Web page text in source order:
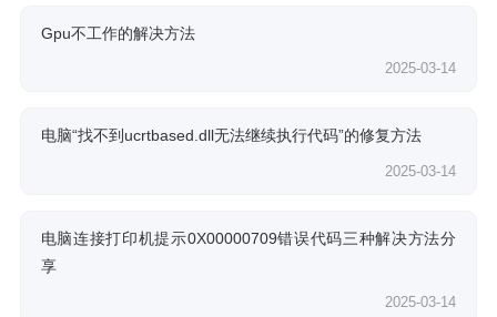
Gpu不工作的解决方法
2025-03-14
电脑“找不到ucrtbased.dll无法继续执行代码”的修复方法
2025-03-14
电脑连接打印机提示0X00000709错误代码三种解决方法分
享
2025-03-14